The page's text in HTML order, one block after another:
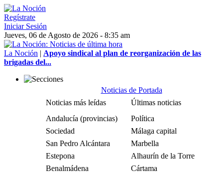
Regístrate
Iniciar Sesión
Jueves, 06 de Agosto de 2026 - 8:35 am
La Noción | Apoyo sindical al plan de reorganización de las
brigadas del...
Noticias de Portada
Noticias más leídas
Últimas noticias
Andalucía (provincias)
Política
Sociedad
Málaga capital
San Pedro Alcántara
Marbella
Estepona
Alhaurín de la Torre
Benalmádena
Cártama